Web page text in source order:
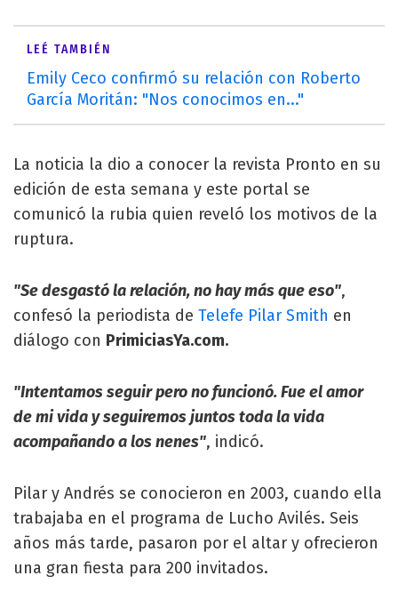
LEÉ TAMBIÉN
Emily Ceco confirmó su relación con Roberto
García Moritán: "Nos conocimos en..."
La noticia la dio a conocer la revista Pronto en su
edición de esta semana y este portal se
comunicó la rubia quien reveló los motivos de la
ruptura.
"Se desgastó la relación, no hay más que eso",
confesó la periodista de Telefe Pilar Smith en
diálogo con PrimiciasYa.com.
"Intentamos seguir pero no funcionó. Fue el amor
de mi vida y seguiremos juntos toda la vida
acompañando a los nenes", indicó.
Pilar y Andrés se conocieron en 2003, cuando ella
trabajaba en el programa de Lucho Avilés. Seis
años más tarde, pasaron por el altar y ofrecieron
una gran fiesta para 200 invitados.